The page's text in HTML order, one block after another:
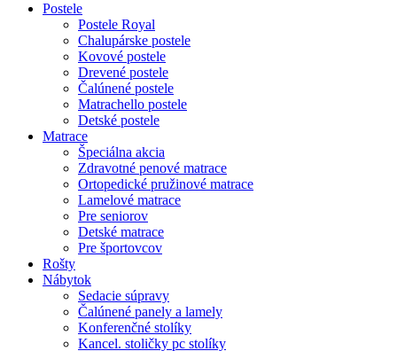
Postele
Postele Royal
Chalupárske postele
Kovové postele
Drevené postele
Čalúnené postele
Matrachello postele
Detské postele
Matrace
Špeciálna akcia
Zdravotné penové matrace
Ortopedické pružinové matrace
Lamelové matrace
Pre seniorov
Detské matrace
Pre športovcov
Rošty
Nábytok
Sedacie súpravy
Čalúnené panely a lamely
Konferenčné stolíky
Kancel. stoličky pc stolíky